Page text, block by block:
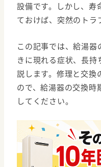
設備です。しかし、寿
ておけば、突然のトラ
この記事では、給湯器
きに現れる症状、長
説します。修理と交換
ので、給湯器の交換時
してください。